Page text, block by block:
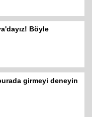
Böyle
girmeyi deneyin